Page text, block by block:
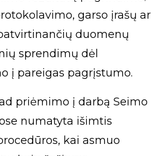
garso įrašų ar
duomenų
sprendimų dėl
į pareigas pagrįstumo.
priėmimo į darbą Seimo
numatyta išimtis
kai asmuo